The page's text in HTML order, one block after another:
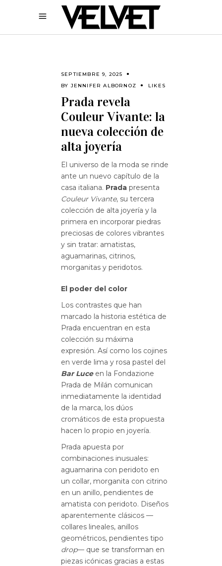
SEPTIEMBRE 9, 2025
BY JENNIFER ALBORNOZ LIKES
Prada revela
Couleur Vivante: la
nueva colección de
alta joyería
El universo de la moda se rinde
ante un nuevo capítulo de la
casa italiana. Prada presenta
Couleur Vivante, su tercera
colección de alta joyería y la
primera en incorporar piedras
preciosas de colores vibrantes
y sin tratar: amatistas,
aguamarinas, citrinos,
morganitas y peridotos.
El poder del color
Los contrastes que han
marcado la historia estética de
Prada encuentran en esta
colección su máxima
expresión. Así como los cojines
en verde lima y rosa pastel del
Bar Luceen la Fondazione
Prada de Milán comunican
inmediatamente la identidad
de la marca, los dúos
cromáticos de esta propuesta
hacen lo propio en joyería.
Prada apuesta por
combinaciones inusuales:
aguamarina con peridoto en
un collar, morganita con citrino
en un anillo, pendientes de
amatista con peridoto. Diseños
aparentemente clásicos —
collares lineales, anillos
geométricos, pendientes tipo
drop— que se transforman en
piezas icónicas gracias a estas